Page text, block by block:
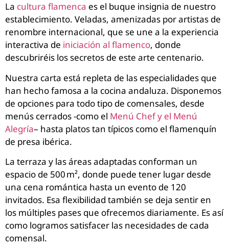
La cultura flamenca es el buque insignia de nuestro
establecimiento. Veladas, amenizadas por artistas de
renombre internacional, que se une a la experiencia
interactiva de iniciación al flamenco, donde
descubriréis los secretos de este arte centenario.
Nuestra carta está repleta de las especialidades que
han hecho famosa a la cocina andaluza. Disponemos
de opciones para todo tipo de comensales, desde
menús cerrados -como el Menú Chef y el Menú
Alegría– hasta platos tan típicos como el flamenquín
de presa ibérica.
La terraza y las áreas adaptadas conforman un
espacio de 500 m², donde puede tener lugar desde
una cena romántica hasta un evento de 120
invitados. Esa flexibilidad también se deja sentir en
los múltiples pases que ofrecemos diariamente. Es así
como logramos satisfacer las necesidades de cada
comensal.